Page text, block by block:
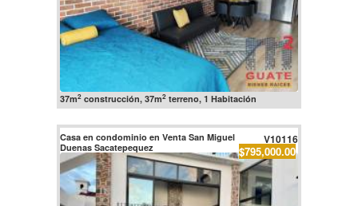
37m2construcción, 37m2terreno, 1 Habitación
Casa en condominio en Venta San Miguel
Duenas Sacatepequez
V10116
$795,000.00